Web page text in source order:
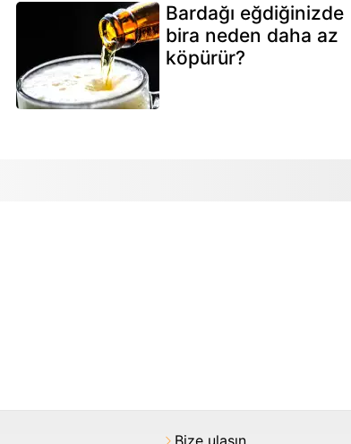
Bardağı eğdiğinizde
bira neden daha az
köpürür?
Bize ulaşın